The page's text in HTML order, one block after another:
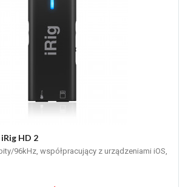
HD 2
96kHz, współpracujący z urządzeniami iOS,